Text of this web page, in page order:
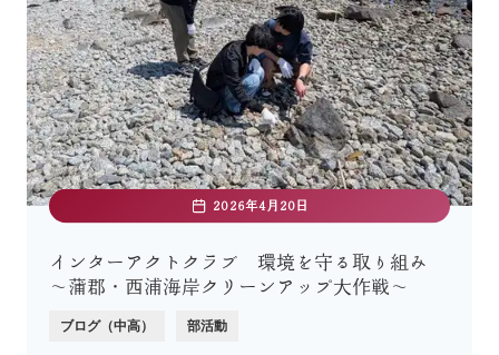
2026年4月20日
インターアクトクラブ 環境を守る取り組み
〜蒲郡・西浦海岸クリーンアップ大作戦〜
ブログ（中高） 部活動